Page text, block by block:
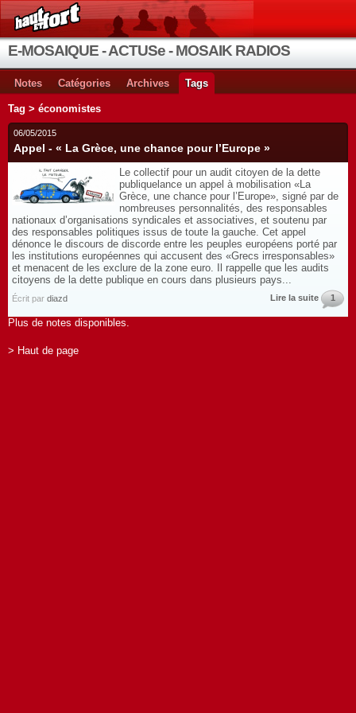
E-MOSAIQUE - ACTUSe - MOSAIK RADIOS
Notes Catégories Archives Tags
Tag > économistes
06/05/2015
Appel - « La Grèce, une chance pour l’Europe »
Le collectif pour un audit citoyen de la dette
publiquelance un appel à mobilisation «La
Grèce, une chance pour l’Europe», signé par de
nombreuses personnalités, des responsables
nationaux d’organisations syndicales et associatives, et soutenu par
des responsables politiques issus de toute la gauche. Cet appel
dénonce le discours de discorde entre les peuples européens porté par
les institutions européennes qui accusent des «Grecs irresponsables»
et menacent de les exclure de la zone euro. Il rappelle que les audits
citoyens de la dette publique en cours dans plusieurs pays...
Écrit par diazd Lire la suite 1
Plus de notes disponibles.
> Haut de page